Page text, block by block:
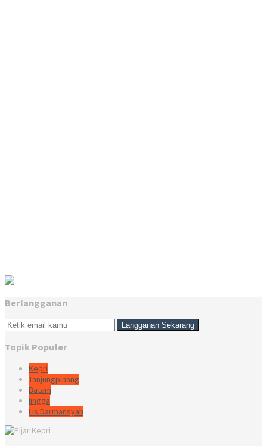
Berlangganan
Topik Populer
Kepri
Tanjungpinang
Batam
lingga
Lis Darmansyah